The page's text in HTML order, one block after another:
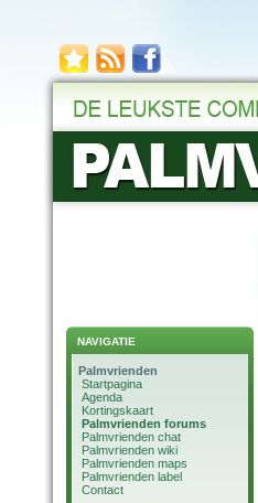
NAVIGATIE
Palmvrienden
Startpagina
Agenda
Kortingskaart
Palmvrienden forums
Palmvrienden chat
Palmvrienden wiki
Palmvrienden maps
Palmvrienden label
Contact